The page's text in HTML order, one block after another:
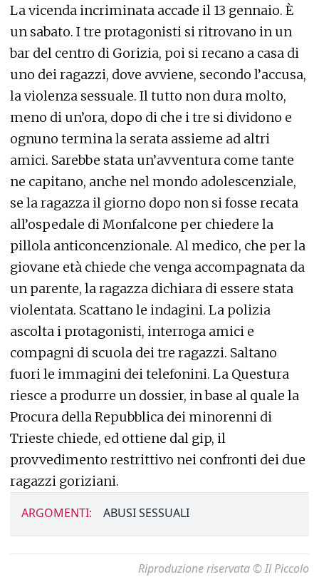
La vicenda incriminata accade il 13 gennaio. È
un sabato. I tre protagonisti si ritrovano in un
bar del centro di Gorizia, poi si recano a casa di
uno dei ragazzi, dove avviene, secondo l’accusa,
la violenza sessuale. Il tutto non dura molto,
meno di un’ora, dopo di che i tre si dividono e
ognuno termina la serata assieme ad altri
amici. Sarebbe stata un’avventura come tante
ne capitano, anche nel mondo adolescenziale,
se la ragazza il giorno dopo non si fosse recata
all’ospedale di Monfalcone per chiedere la
pillola anticoncenzionale. Al medico, che per la
giovane età chiede che venga accompagnata da
un parente, la ragazza dichiara di essere stata
violentata. Scattano le indagini. La polizia
ascolta i protagonisti, interroga amici e
compagni di scuola dei tre ragazzi. Saltano
fuori le immagini dei telefonini. La Questura
riesce a produrre un dossier, in base al quale la
Procura della Repubblica dei minorenni di
Trieste chiede, ed ottiene dal gip, il
provvedimento restrittivo nei confronti dei due
ragazzi goriziani.
ARGOMENTI: ABUSI SESSUALI
Riproduzione riservata © Il Piccolo